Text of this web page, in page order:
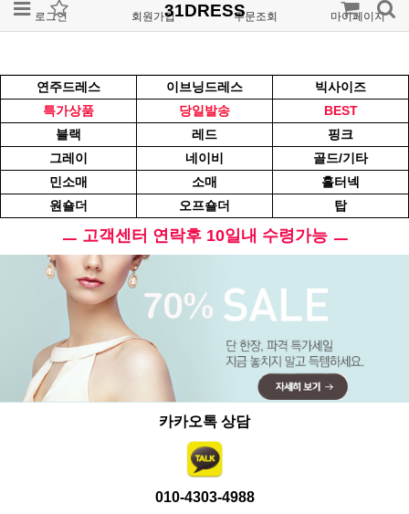
로그인 회원가입 주문조회 마이페이지
31DRESS
연주드레스 이브닝드레스
빅사이즈
특가상품
당일발송
BEST
블랙
레드
핑크
그레이
네이비
골드/기타
민소매
소매
홀터넥
원숄더
오프숄더 탑
ㅡ 고객센터 연락후 10일내 수령가능 ㅡ
카카오톡 상담
010-4303-4988